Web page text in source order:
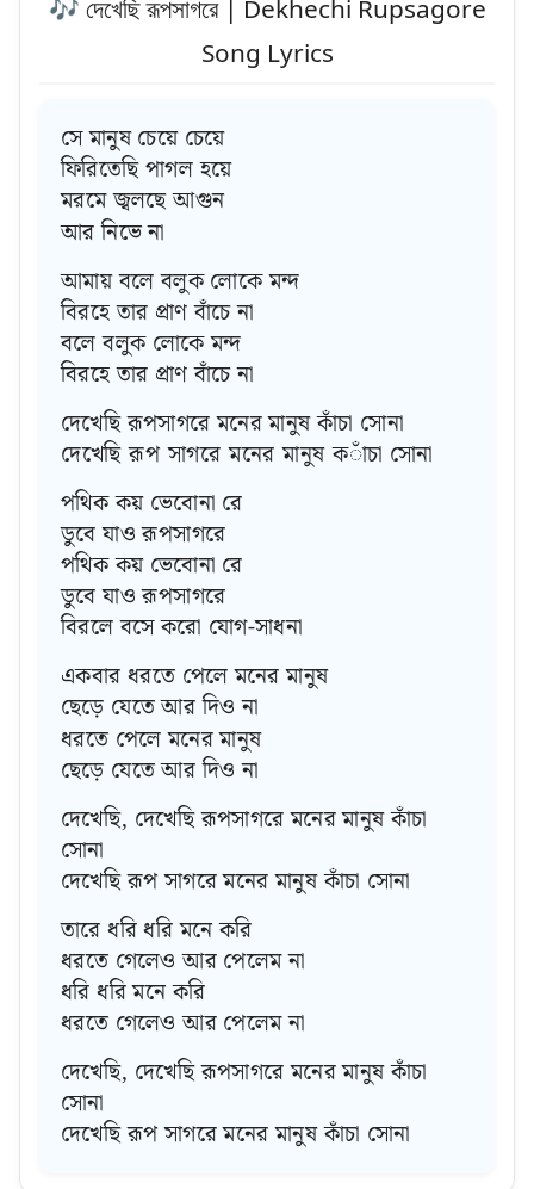
🎶 দেখেছি রূপসাগরে | Dekhechi Rupsagore
Song Lyrics
সে মানুষ চেয়ে চেয়ে
ফিরিতেছি পাগল হয়ে
মরমে জ্বলছে আগুন
আর নিভে না
আমায় বলে বলুক লোকে মন্দ
বিরহে তার প্রাণ বাঁচে না
বলে বলুক লোকে মন্দ
বিরহে তার প্রাণ বাঁচে না
দেখেছি রূপসাগরে মনের মানুষ কাঁচা সোনা
দেখেছি রূপ সাগরে মনের মানুষ কাঁচা সোনা
পথিক কয় ভেবোনা রে
ডুবে যাও রূপসাগরে
পথিক কয় ভেবোনা রে
ডুবে যাও রূপসাগরে
বিরলে বসে করো যোগ-সাধনা
একবার ধরতে পেলে মনের মানুষ
ছেড়ে যেতে আর দিও না
ধরতে পেলে মনের মানুষ
ছেড়ে যেতে আর দিও না
দেখেছি, দেখেছি রূপসাগরে মনের মানুষ কাঁচা
সোনা
দেখেছি রূপ সাগরে মনের মানুষ কাঁচা সোনা
তারে ধরি ধরি মনে করি
ধরতে গেলেও আর পেলেম না
ধরি ধরি মনে করি
ধরতে গেলেও আর পেলেম না
দেখেছি, দেখেছি রূপসাগরে মনের মানুষ কাঁচা
সোনা
দেখেছি রূপ সাগরে মনের মানুষ কাঁচা সোনা